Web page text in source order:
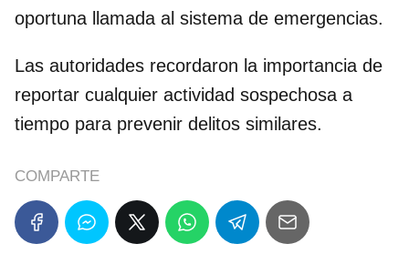
oportuna llamada al sistema de emergencias.
Las autoridades recordaron la importancia de
reportar cualquier actividad sospechosa a
tiempo para prevenir delitos similares.
COMPARTE